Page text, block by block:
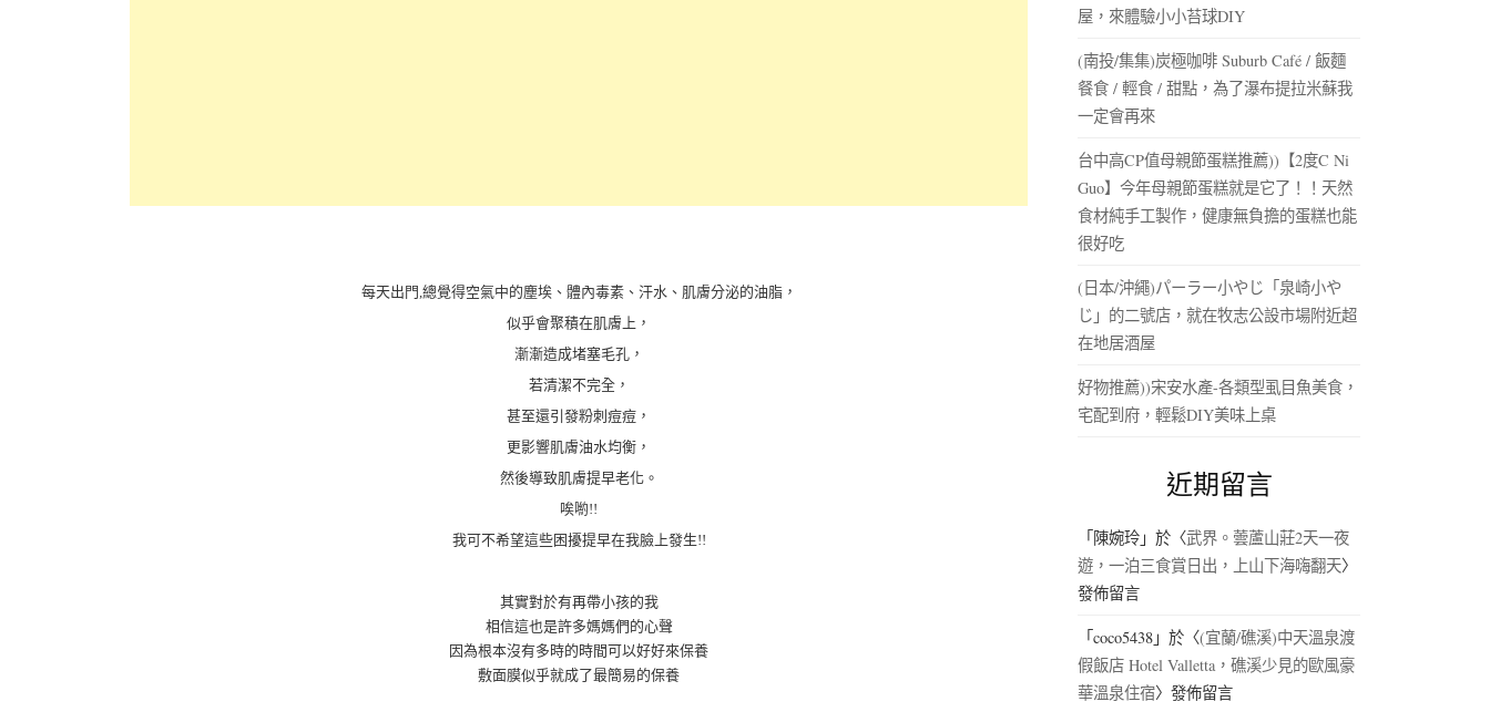
每天出門,總覺得空氣中的塵埃、體內毒素、汗水、肌膚分泌的油脂，
似乎會聚積在肌膚上，
漸漸造成堵塞毛孔，
若清潔不完全，
甚至還引發粉刺痘痘，
更影響肌膚油水均衡，
然後導致肌膚提早老化。
唉喲!!
我可不希望這些困擾提早在我臉上發生!!
其實對於有再帶小孩的我
相信這也是許多媽媽們的心聲
因為根本沒有多時的時間可以好好來保養
敷面膜似乎就成了最簡易的保養
屋，來體驗小小苔球DIY
(南投/集集)炭極咖啡 Suburb Café / 飯麵
餐食 / 輕食 / 甜點，為了瀑布提拉米蘇我
一定會再來
台中高CP值母親節蛋糕推薦))【2度C Ni
Guo】今年母親節蛋糕就是它了！！天然
食材純手工製作，健康無負擔的蛋糕也能
很好吃
(日本/沖繩)パーラー小やじ「泉崎小や
じ」的二號店，就在牧志公設市場附近超
在地居酒屋
好物推薦))宋安水產-各類型虱目魚美食，
宅配到府，輕鬆DIY美味上桌
近期留言
「陳婉玲 」於〈武界。蕓蘆山莊2天一夜
遊，一泊三食賞日出，上山下海嗨翻天〉
發佈留言
「coco5438 」於〈(宜蘭/礁溪)中天溫泉渡
假飯店 Hotel Valletta，礁溪少見的歐風豪
華溫泉住宿〉發佈留言